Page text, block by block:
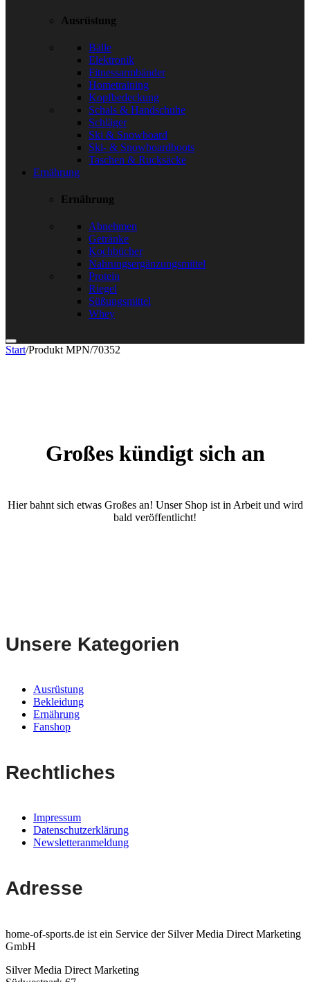
Ausrüstung
Bälle
Elektronik
Fitnessarmbänder
Hometraining
Kopfbedeckung
Schals & Handschuhe
Schläger
Ski & Snowboard
Ski- & Snowboardboots
Taschen & Rucksäcke
Ernährung
Ernährung
Abnehmen
Getränke
Kochbücher
Nahrungsergänzungsmittel
Protein
Riegel
Süßungsmittel
Whey
Start/Produkt MPN/70352
Großes kündigt sich an
Hier bahnt sich etwas Großes an! Unser Shop ist in Arbeit und wird
bald veröffentlicht!
Unsere Kategorien
Ausrüstung
Bekleidung
Ernährung
Fanshop
Rechtliches
Impressum
Datenschutzerklärung
Newsletteranmeldung
Adresse
home-of-sports.de ist ein Service der Silver Media Direct Marketing
GmbH
Silver Media Direct Marketing